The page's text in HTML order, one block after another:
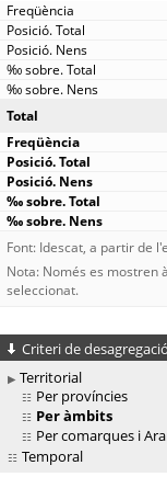
Total
Font: Idescat, a partir de
Nota: Només es mostren
seleccionat.
Criteri de desagregació
Territorial
Per províncies
Per àmbits
Per comarques i
Temporal